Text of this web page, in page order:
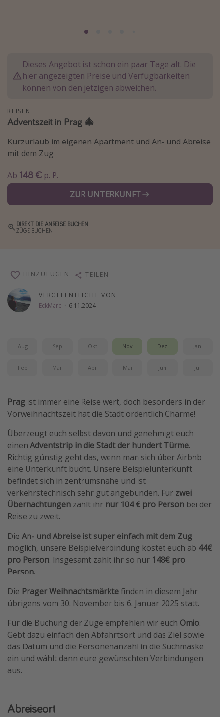
Kefalonia Urlaub
Krabi Urlaub
Tulum Urlaub
Sri Lanka Rundreise
Japan Rundreise
Reisethemen
Alle Reisethemen
Wellnessurlaub
Disneyland Paris
Wochenendtrip
Gruppenreisen
Hotels in Hamburg
Hotels in Amsterdam
Rundreisen in Thailand
Reisepassfreie Reiseziele
Travel Know How
Silvesterreisen
Last Minute Urlaub Mallorca
Last Minute Urlaub Deutschland
Dieses Angebot ist schon ein paar Tage alt. Die
hier angezeigten Preise und Verfügbarkeiten
können von den jetzigen abweichen.
REISEN
Adventszeit in Prag 🎄
Kurzurlaub im eigenen Apartment und An- und Abreise
mit dem Zug
Ab 148 € p. P.
ZUR UNTERKUNFT
DIREKT DIE ANREISE BUCHEN
ZÜGE BUCHEN
VERÖFFENTLICHT VON
EckMarc · 6.11.2024
HINZUFÜGEN TEILEN
Aug Sep Okt Nov Dez Jan
Feb Mär Apr Mai Jun Jul
Prag ist immer eine Reise wert, doch besonders in der
Vorweihnachtszeit hat die Stadt ordentlich Charme!
Überzeugt euch selbst davon und genehmigt euch
einen Adventstrip in die Stadt der hundert Türme.
Richtig günstig geht das, wenn man sich über Airbnb
eine Unterkunft bucht. Unsere Beispielunterkunft
befindet sich in zentrumsnähe und ist
verkehrstechnisch sehr gut angebunden. Für zwei
Übernachtungen zahlt ihr nur 104 € pro Person bei der
Reise zu zweit.
Die An- und Abreise ist super einfach mit dem Zug
möglich, unsere Beispielverbindung kostet euch ab 44€
pro Person. Insgesamt zahlt ihr so nur 148€ pro
Person.
Die Prager Weihnachtsmärktefinden in diesem Jahr
übrigens vom 30. November bis 6. Januar 2025 statt.
Für die Buchung der Züge empfehlen wir euch Omio.
Gebt dazu einfach den Abfahrtsort und das Ziel sowie
das Datum und die Personenanzahl in die Suchmaske
ein und wählt dann eure gewünschten Verbindungen
aus.
Abreiseort